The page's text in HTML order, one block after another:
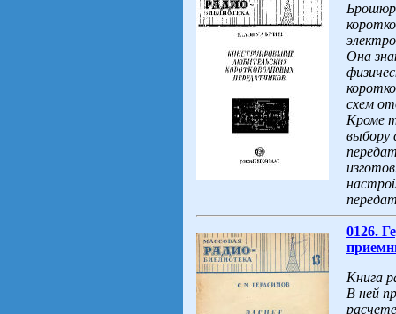
Она
схем
Кроме
выбору
0126.
Книга
В ней